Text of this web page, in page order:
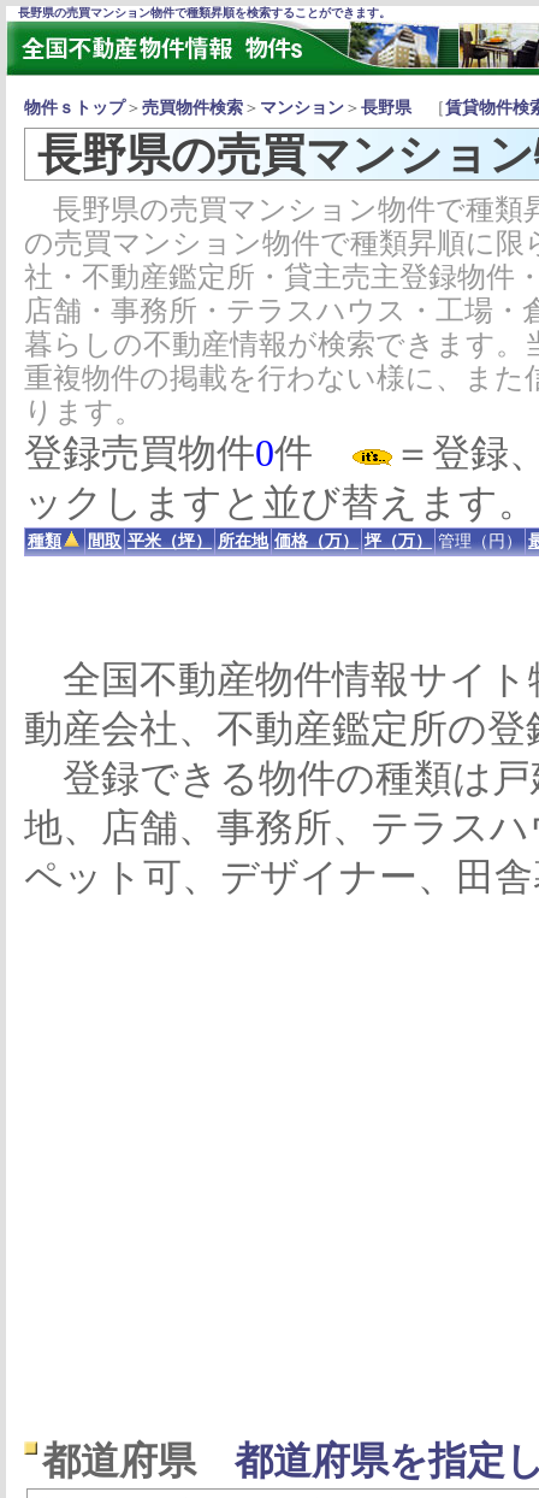
長野県の売買マンション物件で種類昇順を検索することができます。
物件ｓトップ＞ 売買物件検索 ＞ マンション ＞ 長野県［賃貸物件検
長野県の売買マンショ
長野県の売買マンション物件で種類
の売買マンション物件で種類昇順に
社・不動産鑑定所・貸主売主登録物件
店舗・事務所・テラスハウス・工場
暮らしの不動産情報が検索できます
重複物件の掲載を行わない様に、ま
ります。
登録売買物件0件
＝登録
ックしますと並び替えます。
種類 間取 平米（坪） 所在地 価格（万） 坪（万） 管理（円）
全国不動産物件情報サイト
動産会社、不動産鑑定所の
登録できる物件の種類は
地、店舗、事務所、テラス
ペット可、デザイナー、田
都道府県 都道府県を指定